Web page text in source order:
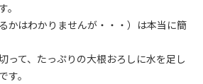
。
かはわかりませんが・・・）は本当に簡
って、たっぷりの大根おろしに水を足し
す。